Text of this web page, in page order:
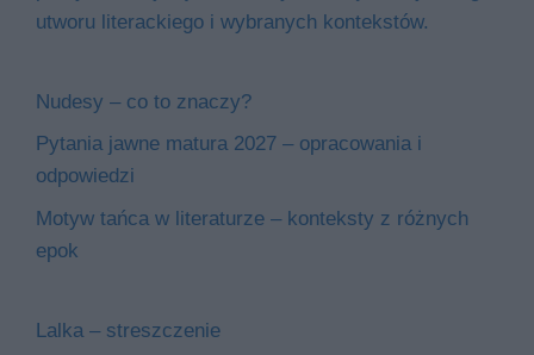
utworu literackiego i wybranych kontekstów.
Nudesy – co to znaczy?
Pytania jawne matura 2027 – opracowania i
odpowiedzi
Motyw tańca w literaturze – konteksty z różnych
epok
Lalka – streszczenie